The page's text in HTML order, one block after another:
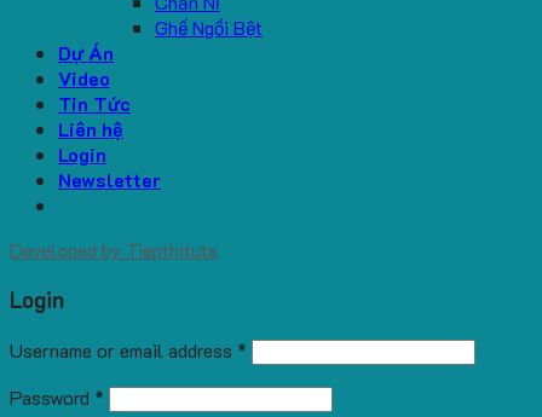
Ghế Ngồi Bệt
Dự Án
Video
Tin Tức
Liên hệ
Login
Newsletter
Developed by Tiepthitute
Login
Username or email address *
Password *